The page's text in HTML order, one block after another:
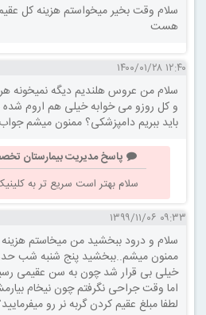
هست
۱۲:۴۰ ۱۴۰۰/۰۱/۲۸
سلام من عروس هلندیم دیگه نمیخونه
و کل روزو می خوابه خیلی هم اروم
باید ببریم دامپزشکی؟ ممنون میشم
پاسخ مدیریت بیمارستان
سلام بهتر است سریع تر به
۰۹:۳۳ ۱۳۹۹/۱۱/۰۶
سلام و درود ببخشید من میخاستم هزینه
خیلی بی قرار شد چون به سن عقیمی
اما وقت جراحی نگرفتم چون نیخام
لطفا مبلغ عقیم کردن گربه نر رو